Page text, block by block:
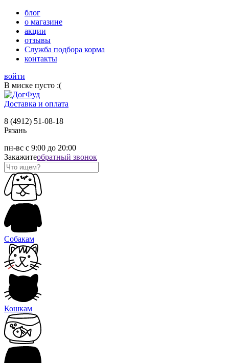
блог
о магазине
акции
отзывы
Служба подбора корма
контакты
войти
В миске пусто :(
Доставка и оплата
8 (4912) 51-08-18
Рязань
пн-вс с 9:00 до 20:00
Закажитеобратный звонок
Собакам
Кошкам